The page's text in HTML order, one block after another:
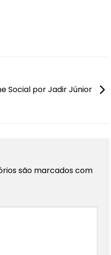
Social por Jadir Júnior
são marcados com